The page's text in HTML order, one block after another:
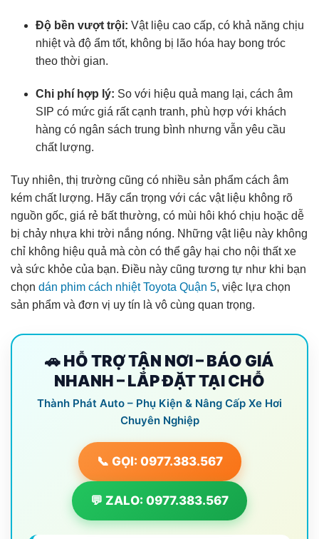
Độ bền vượt trội: Vật liệu cao cấp, có khả năng chịu
nhiệt và độ ẩm tốt, không bị lão hóa hay bong tróc
theo thời gian.
Chi phí hợp lý: So với hiệu quả mang lại, cách âm
SIP có mức giá rất cạnh tranh, phù hợp với khách
hàng có ngân sách trung bình nhưng vẫn yêu cầu
chất lượng.
Tuy nhiên, thị trường cũng có nhiều sản phẩm cách âm
kém chất lượng. Hãy cẩn trọng với các vật liệu không rõ
nguồn gốc, giá rẻ bất thường, có mùi hôi khó chịu hoặc dễ
bị chảy nhựa khi trời nắng nóng. Những vật liệu này không
chỉ không hiệu quả mà còn có thể gây hại cho nội thất xe
và sức khỏe của bạn. Điều này cũng tương tự như khi bạn
chọn dán phim cách nhiệt Toyota Quận 5, việc lựa chọn
sản phẩm và đơn vị uy tín là vô cùng quan trọng.
🚗 HỖ TRỢ TẬN NƠI – BÁO GIÁ
NHANH – LẮP ĐẶT TẠI CHỖ
Thành Phát Auto – Phụ Kiện & Nâng Cấp Xe Hơi
Chuyên Nghiệp
📞 GỌI: 0977.383.567
💬 ZALO: 0977.383.567